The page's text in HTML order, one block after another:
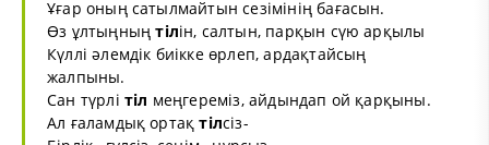
Ұғар оның сатылмайтын сезімінің бағасын.
Өз ұлтыңныңтілін, салтын, парқын сүю арқылы
Күллі әлемдік биікке өрлеп, ардақтайсың
жалпыны.
Сан түрлі тіл меңгереміз, айдындап ой қарқыны.
Ал ғаламдық ортақтілсіз-